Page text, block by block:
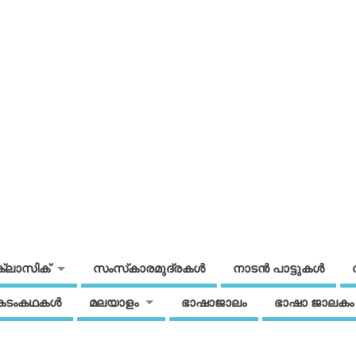
സംസ്‌കാരമുദ്രകള്‍ നാടന്‍ പാട്ടുകള്‍
മലയാളം ഭാഷാജാലം ഭാഷാ ജാലകം